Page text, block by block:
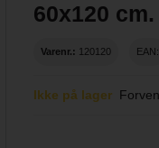
60x120
Varenr.: 120120 EAN:
Ikke på lager